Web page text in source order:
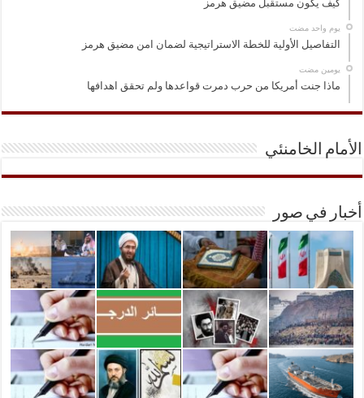
كيف يكون مستقبل مضيق هرمز
‏يوم واحد مضت
التفاصيل الأولية للخطة الاستراتيجية لضمان امن مضيق هرمز
‏يومين مضت
ماذا جنت أمريكا من حرب دمرت قواعدها ولم تحقق اهدافها
الأمام الخامنئي
أخبار في صور